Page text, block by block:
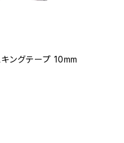
ングテープ 10mm